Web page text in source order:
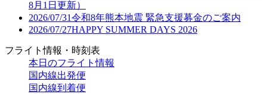
8月1日更新）
2026/07/31令和8年熊本地震 緊急支援募金のご案内
2026/07/27HAPPY SUMMER DAYS 2026
フライト情報・時刻表
本日のフライト情報
国内線出発便
国内線到着便